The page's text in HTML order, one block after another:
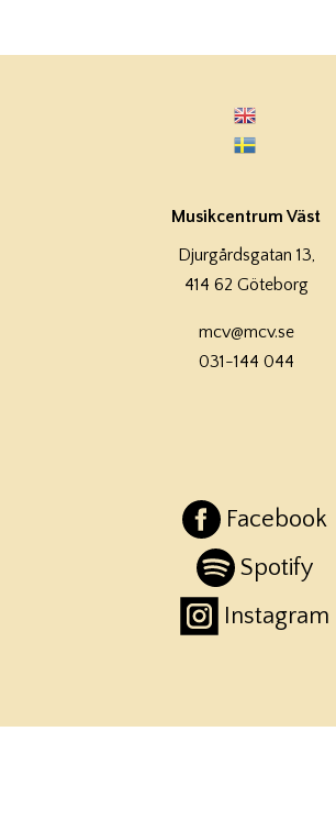
Musikcentrum Väst
Djurgårdsgatan 13,
414 62 Göteborg
mcv@mcv.se
031-144 044
Facebook
Spotify
Instagram